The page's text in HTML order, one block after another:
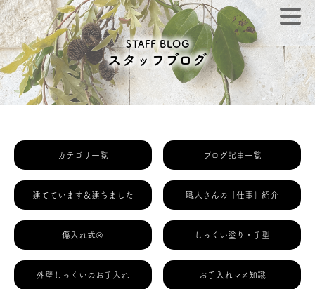
STAFF BLOG
スタッフブログ
カテゴリ一覧 ブログ記事一覧
建てています＆建ちました 職人さんの「仕事」紹介
傷入れ式® しっくい塗り・手型
外壁しっくいのお手入れ お手入れマメ知識